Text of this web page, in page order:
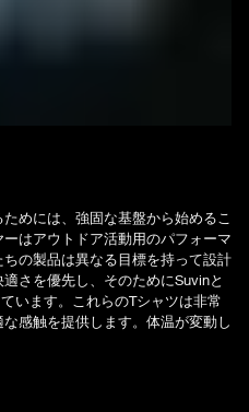
めには、強固な基盤から始めるこ
はアウトドア活動用のパフォーマ
の製品は異なる目標を持って設計
さを優先し、そのためにSuvinと
います。これらのTシャツは非常
感触を提供します。体温が変動し